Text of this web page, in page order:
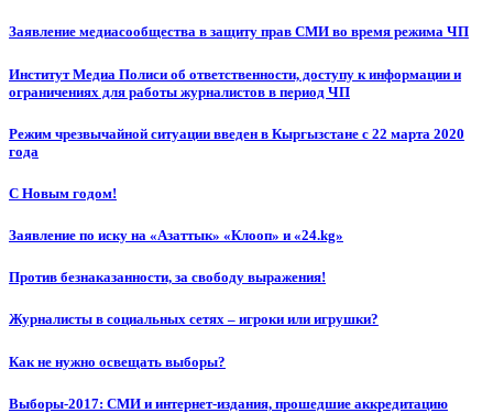
Заявление медиасообщества в защиту прав СМИ во время режима ЧП
Институт Медиа Полиси об ответственности, доступу к информации и
ограничениях для работы журналистов в период ЧП
Режим чрезвычайной ситуации введен в Кыргызстане с 22 марта 2020
года
С Новым годом!
Заявление по иску на «Азаттык» «Клооп» и «24.kg»
Против безнаказанности, за свободу выражения!
Журналисты в социальных сетях – игроки или игрушки?
Как не нужно освещать выборы?
Выборы-2017: СМИ и интернет-издания, прошедшие аккредитацию